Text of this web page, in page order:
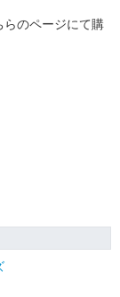
らのページにて購